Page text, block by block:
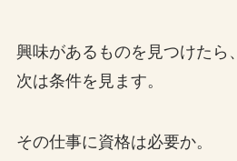
興味があるものを見つけたら、
次は条件を見ます。
その仕事に資格は必要か。